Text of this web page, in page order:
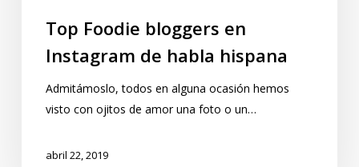
Top Foodie bloggers en
Instagram de habla hispana
Admitámoslo, todos en alguna ocasión hemos
visto con ojitos de amor una foto o un…
abril 22, 2019